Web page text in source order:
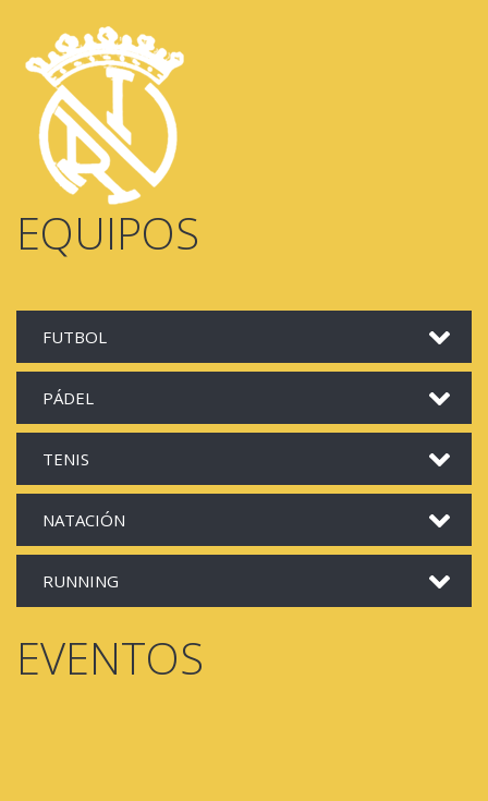
EQUIPOS
FUTBOL
PÁDEL
TENIS
NATACIÓN
RUNNING
EVENTOS